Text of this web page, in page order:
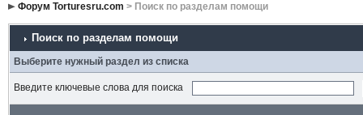
Форум Torturesru.com > Поиск по разделам помощи
Поиск по разделам помощи
Выберите нужный раздел из списка
Введите ключевые слова для поиска